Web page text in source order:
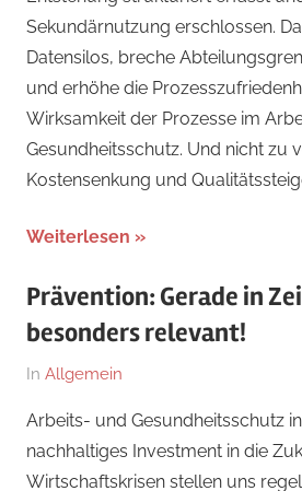
Sekundärnutzung erschlossen.
Datensilos, breche
und erhöhe die
Wirksamkeit der Prozesse im
Gesundheitsschutz. Und nicht zu
Kostensenkung und
Weiterlesen
Prävention: Gerade in
besonders relevant!
Am
Juni
2025
Von
med.
Stefan
In Allgemein
Arbeits- und Gesundheitsschutz
nachhaltiges Investment in die
Wirtschaftskrisen stellen uns